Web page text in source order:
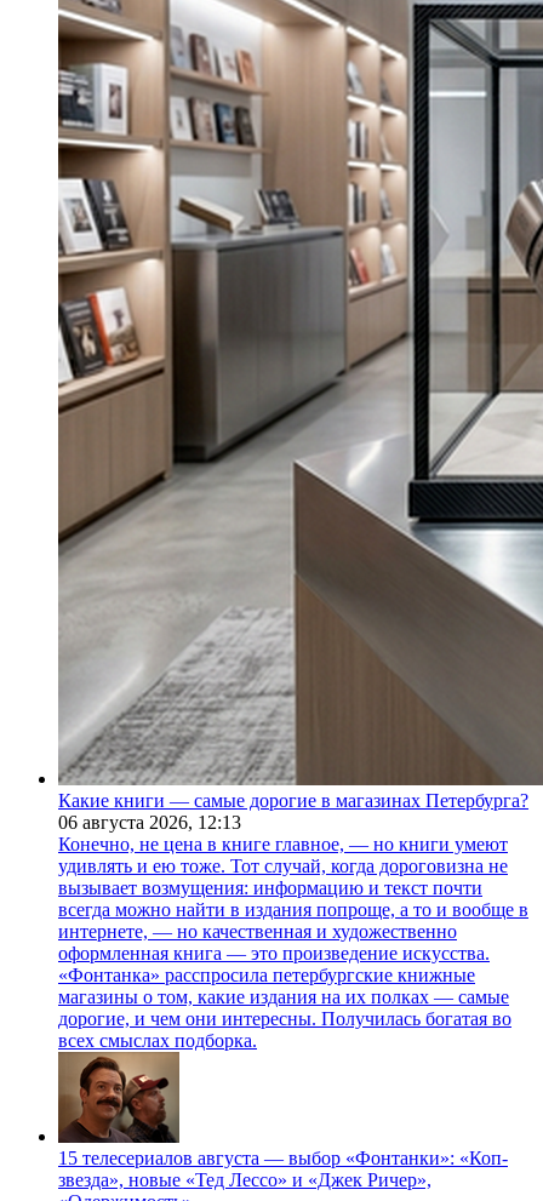
Какие книги — самые дорогие в магазинах Петербурга?
06 августа 2026, 12:13
Конечно, не цена в книге главное, — но книги умеют
удивлять и ею тоже. Тот случай, когда дороговизна не
вызывает возмущения: информацию и текст почти
всегда можно найти в издания попроще, а то и вообще в
интернете, — но качественная и художественно
оформленная книга — это произведение искусства.
«Фонтанка» расспросила петербургские книжные
магазины о том, какие издания на их полках — самые
дорогие, и чем они интересны. Получилась богатая во
всех смыслах подборка.
15 телесериалов августа — выбор «Фонтанки»: «Коп-
звезда», новые «Тед Лессо» и «Джек Ричер»,